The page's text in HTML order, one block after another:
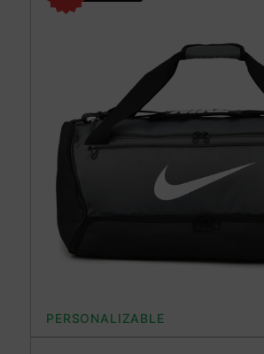
PERSONALIZABLE